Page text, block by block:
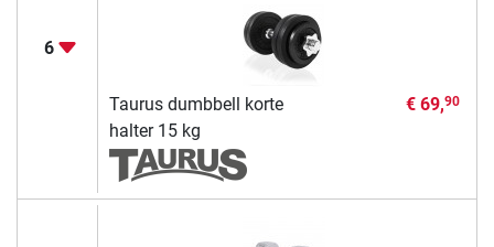
6
Taurus dumbbell korte
halter 15 kg
€ 69,90